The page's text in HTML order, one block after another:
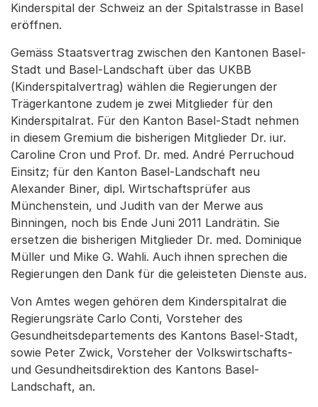
Kinderspital der Schweiz an der Spitalstrasse in Basel
eröffnen.
Gemäss Staatsvertrag zwischen den Kantonen Basel-
Stadt und Basel-Landschaft über das UKBB
(Kinderspitalvertrag) wählen die Regierungen der
Trägerkantone zudem je zwei Mitglieder für den
Kinderspitalrat. Für den Kanton Basel-Stadt nehmen
in diesem Gremium die bisherigen Mitglieder Dr. iur.
Caroline Cron und Prof. Dr. med. André Perruchoud
Einsitz; für den Kanton Basel-Landschaft neu
Alexander Biner, dipl. Wirtschaftsprüfer aus
Münchenstein, und Judith van der Merwe aus
Binningen, noch bis Ende Juni 2011 Landrätin. Sie
ersetzen die bisherigen Mitglieder Dr. med. Dominique
Müller und Mike G. Wahli. Auch ihnen sprechen die
Regierungen den Dank für die geleisteten Dienste aus.
Von Amtes wegen gehören dem Kinderspitalrat die
Regierungsräte Carlo Conti, Vorsteher des
Gesundheitsdepartements des Kantons Basel-Stadt,
sowie Peter Zwick, Vorsteher der Volkswirtschafts-
und Gesundheitsdirektion des Kantons Basel-
Landschaft, an.